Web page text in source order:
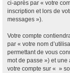
ci-après par « votre
inscription et lors de
messages »).
Votre compte
par « votre nom
permettant de vous
mot de passe ») et
votre compte sur « »